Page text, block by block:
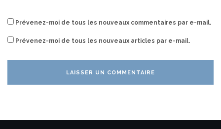
Prévenez-moi de tous les nouveaux commentaires par e-mail.
Prévenez-moi de tous les nouveaux articles par e-mail.